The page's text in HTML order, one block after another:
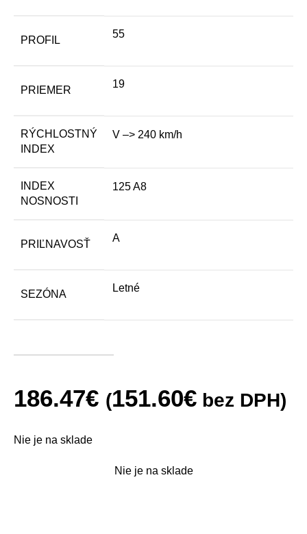
PROFIL
55
PRIEMER
19
RÝCHLOSTNÝ
INDEX
V –> 240 km/h
INDEX
NOSNOSTI
125 A8
PRIĽNAVOSŤ
A
SEZÓNA
Letné
186.47€ (151.60€ bez DPH)
Nie je na sklade
Nie je na sklade